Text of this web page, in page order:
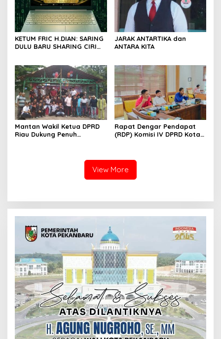
KETUM FRIC H.DIAN: SARING
DULU BARU SHARING CIRI
JARAK ANTARTIKA dan
ANTARA KITA
Mantan Wakil Ketua DPRD
Riau Dukung Penuh
Rapat Dengar Pendapat
(RDP) Komisi IV DPRD Kota
View More